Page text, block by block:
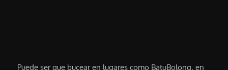
Puede ser que bucear en lugares como BatuBolong, en